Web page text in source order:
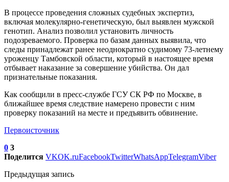
В процессе проведения сложных судебных экспертиз,
включая молекулярно-генетическую, был выявлен мужской
генотип. Анализ позволил установить личность
подозреваемого. Проверка по базам данных выявила, что
следы принадлежат ранее неоднократно судимому 73-летнему
уроженцу Тамбовской области, который в настоящее время
отбывает наказание за совершение убийства. Он дал
признательные показания.
Как сообщили в пресс-службе ГСУ СК РФ по Москве, в
ближайшее время следствие намерено провести с ним
проверку показаний на месте и предъявить обвинение.
Первоисточник
0 3
Поделится VKOK.ruFacebookTwitterWhatsAppTelegramViber
Предыдущая запись